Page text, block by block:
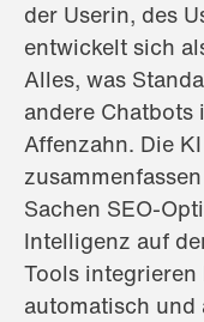
der Userin, des
entwickelt sich
Alles, was
andere
Affenzahn. Die
Sachen SEO-
Intelligenz auf
Tools
automatisch und